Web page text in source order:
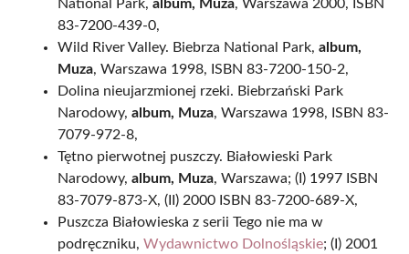
National Park, album, Muza, Warszawa 2000, ISBN
83-7200-439-0,
Wild River Valley. Biebrza National Park, album,
Muza, Warszawa 1998, ISBN 83-7200-150-2,
Dolina nieujarzmionej rzeki. Biebrzański Park
Narodowy, album, Muza, Warszawa 1998, ISBN 83-
7079-972-8,
Tętno pierwotnej puszczy. Białowieski Park
Narodowy, album, Muza, Warszawa; (I) 1997 ISBN
83-7079-873-X, (II) 2000 ISBN 83-7200-689-X,
Puszcza Białowieska z serii Tego nie ma w
podręczniku, Wydawnictwo Dolnośląskie; (I) 2001